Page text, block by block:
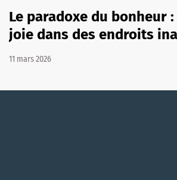
Le paradoxe du bonheur
joie dans des endroits
11 mars 2026